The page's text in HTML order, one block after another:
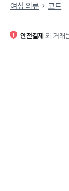
여성 의류
코트
안전결제 외 거래